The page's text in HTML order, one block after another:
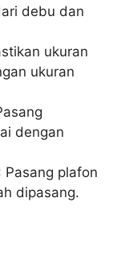
debu dan
ukuran
ukuran
dengan
Pasang plafon
dipasang.